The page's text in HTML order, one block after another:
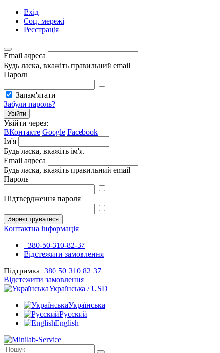
Вхід
Соц. мережі
Реєстрація
Email адреса
Будь ласка, вкажіть правильний email
Пароль
Запам'ятати
Забули пароль?
Увійти
Увійти через:
ВКонтакте Google Facebook
Ім'я
Будь ласка, вкажіть ім'я.
Email адреса
Будь ласка, вкажіть правильний email
Пароль
Підтвердження пароля
Зареєструватися
Контактна інформація
+380-50-310-82-37
Відстежити замовлення
Підтримка+380-50-310-82-37
Відстежити замовлення
Українська / USD
Українська
Русский
English